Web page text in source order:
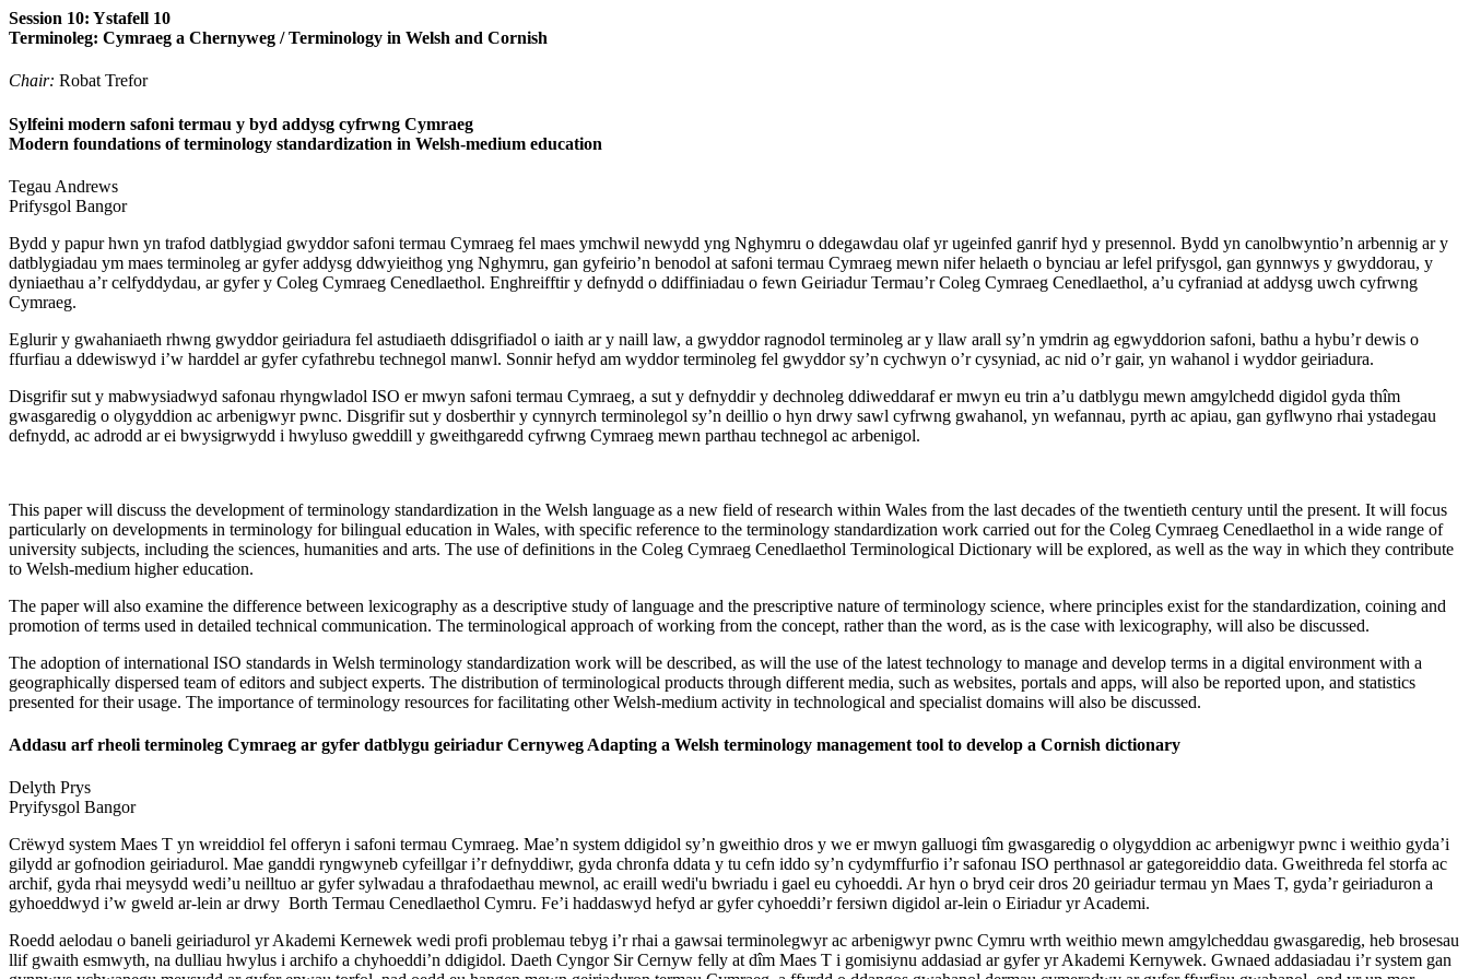
Session 10: Ystafell 10
Terminoleg: Cymraeg a Chernyweg / Terminology in Welsh and Cornish
Chair: Robat Trefor
Sylfeini modern safoni termau y byd addysg cyfrwng Cymraeg
Modern foundations of terminology standardization in Welsh-medium education
Tegau Andrews
Prifysgol Bangor
Bydd y papur hwn yn trafod datblygiad gwyddor safoni termau Cymraeg fel maes ymchwil newydd yng Nghymru o ddegawdau olaf yr ugeinfed ganrif hyd y presennol. Bydd yn canolbwyntio’n arbennig ar y
datblygiadau ym maes terminoleg ar gyfer addysg ddwyieithog yng Nghymru, gan gyfeirio’n benodol at safoni termau Cymraeg mewn nifer helaeth o bynciau ar lefel prifysgol, gan gynnwys y gwyddorau, y
dyniaethau a’r celfyddydau, ar gyfer y Coleg Cymraeg Cenedlaethol. Enghreifftir y defnydd o ddiffiniadau o fewn Geiriadur Termau’r Coleg Cymraeg Cenedlaethol, a’u cyfraniad at addysg uwch cyfrwng
Cymraeg.
Eglurir y gwahaniaeth rhwng gwyddor geiriadura fel astudiaeth ddisgrifiadol o iaith ar y naill law, a gwyddor ragnodol terminoleg ar y llaw arall sy’n ymdrin ag egwyddorion safoni, bathu a hybu’r dewis o
ffurfiau a ddewiswyd i’w harddel ar gyfer cyfathrebu technegol manwl. Sonnir hefyd am wyddor terminoleg fel gwyddor sy’n cychwyn o’r cysyniad, ac nid o’r gair, yn wahanol i wyddor geiriadura.
Disgrifir sut y mabwysiadwyd safonau rhyngwladol ISO er mwyn safoni termau Cymraeg, a sut y defnyddir y dechnoleg ddiweddaraf er mwyn eu trin a’u datblygu mewn amgylchedd digidol gyda thîm
gwasgaredig o olygyddion ac arbenigwyr pwnc. Disgrifir sut y dosberthir y cynnyrch terminolegol sy’n deillio o hyn drwy sawl cyfrwng gwahanol, yn wefannau, pyrth ac apiau, gan gyflwyno rhai ystadegau
defnydd, ac adrodd ar ei bwysigrwydd i hwyluso gweddill y gweithgaredd cyfrwng Cymraeg mewn parthau technegol ac arbenigol.
This paper will discuss the development of terminology standardization in the Welsh language as a new field of research within Wales from the last decades of the twentieth century until the present. It will focus
particularly on developments in terminology for bilingual education in Wales, with specific reference to the terminology standardization work carried out for the Coleg Cymraeg Cenedlaethol in a wide range of
university subjects, including the sciences, humanities and arts. The use of definitions in the Coleg Cymraeg Cenedlaethol Terminological Dictionary will be explored, as well as the way in which they contribute
to Welsh-medium higher education.
The paper will also examine the difference between lexicography as a descriptive study of language and the prescriptive nature of terminology science, where principles exist for the standardization, coining and
promotion of terms used in detailed technical communication. The terminological approach of working from the concept, rather than the word, as is the case with lexicography, will also be discussed.
The adoption of international ISO standards in Welsh terminology standardization work will be described, as will the use of the latest technology to manage and develop terms in a digital environment with a
geographically dispersed team of editors and subject experts. The distribution of terminological products through different media, such as websites, portals and apps, will also be reported upon, and statistics
presented for their usage. The importance of terminology resources for facilitating other Welsh-medium activity in technological and specialist domains will also be discussed.
Addasu arf rheoli terminoleg Cymraeg ar gyfer datblygu geiriadur Cernyweg Adapting a Welsh terminology management tool to develop a Cornish dictionary
Delyth Prys
Pryifysgol Bangor
Crëwyd system Maes T yn wreiddiol fel offeryn i safoni termau Cymraeg. Mae’n system ddigidol sy’n gweithio dros y we er mwyn galluogi tîm gwasgaredig o olygyddion ac arbenigwyr pwnc i weithio gyda’i
gilydd ar gofnodion geiriadurol. Mae ganddi ryngwyneb cyfeillgar i’r defnyddiwr, gyda chronfa ddata y tu cefn iddo sy’n cydymffurfio i’r safonau ISO perthnasol ar gategoreiddio data. Gweithreda fel storfa ac
archif, gyda rhai meysydd wedi’u neilltuo ar gyfer sylwadau a thrafodaethau mewnol, ac eraill wedi'u bwriadu i gael eu cyhoeddi. Ar hyn o bryd ceir dros 20 geiriadur termau yn Maes T, gyda’r geiriaduron a
gyhoeddwyd i’w gweld ar-lein ar drwy Borth Termau Cenedlaethol Cymru. Fe’i haddaswyd hefyd ar gyfer cyhoeddi’r fersiwn digidol ar-lein o Eiriadur yr Academi.
Roedd aelodau o baneli geiriadurol yr Akademi Kernewek wedi profi problemau tebyg i’r rhai a gawsai terminolegwyr ac arbenigwyr pwnc Cymru wrth weithio mewn amgylcheddau gwasgaredig, heb brosesau
llif gwaith esmwyth, na dulliau hwylus i archifo a chyhoeddi’n ddigidol. Daeth Cyngor Sir Cernyw felly at dîm Maes T i gomisiynu addasiad ar gyfer yr Akademi Kernywek. Gwnaed addasiadau i’r system gan